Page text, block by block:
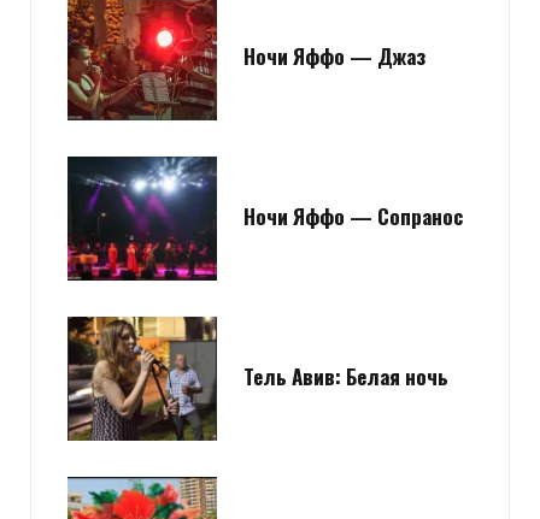
Ночи Яффо — Джаз
Ночи Яффо — Сопранос
Тель Авив: Белая ночь